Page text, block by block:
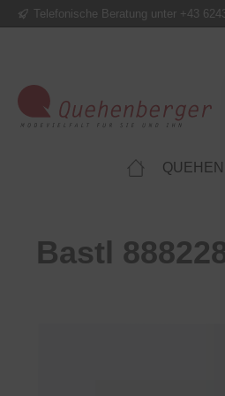
Hauptinhalt springen
Zur Suche springen
Zur Hauptnavigation
Telefonische Beratung unter +43
Bastl